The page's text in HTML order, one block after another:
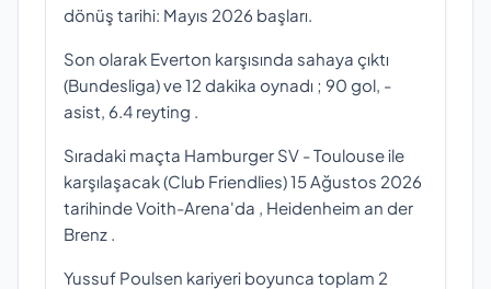
dönüş tarihi: Mayıs 2026 başları.
Son olarak Everton karşısında sahaya çıktı
(Bundesliga) ve 12 dakika oynadı ; 90 gol, -
asist, 6.4 reyting .
Sıradaki maçta Hamburger SV - Toulouse ile
karşılaşacak (Club Friendlies) 15 Ağustos 2026
tarihinde Voith-Arena'da , Heidenheim an der
Brenz .
Yussuf Poulsen kariyeri boyunca toplam 2